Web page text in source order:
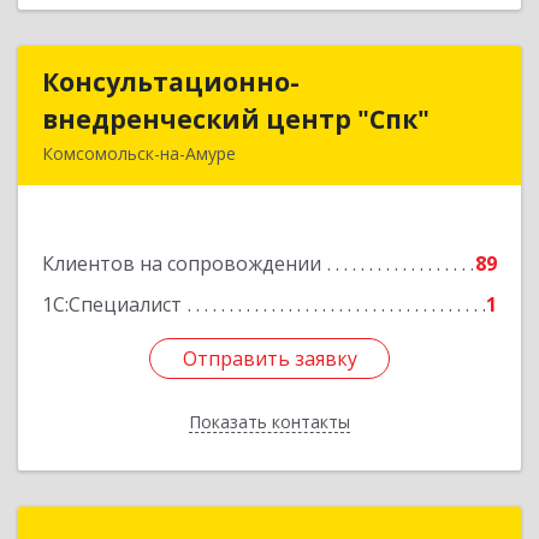
Консультационно-
внедренческий центр "Спк"
Комсомольск-на-Амуре
Клиентов на сопровождении
89
1С:Специалист
1
Отправить заявку
Показать контакты
Консультационно-
внедренческий центр "Спк"
Подробнее
Отправить заявку
Назад